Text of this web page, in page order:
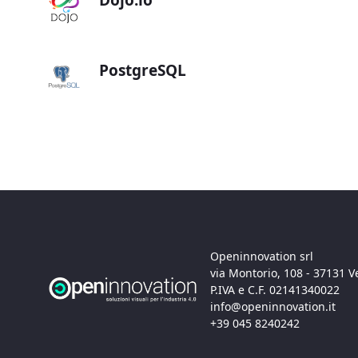
PostgreSQL
Openinnovation srl
via Montorio, 108 - 37131
P.IVA e C.F. 02141340022
info@openinnovation.it
+39 045 8240242